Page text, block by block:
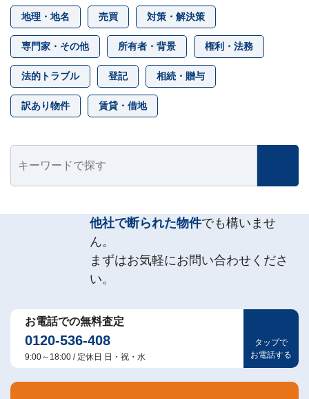
地理・地名 売買 対策・解決策
専門家・その他 所有者・背景 権利・法務
法的トラブル 登記 相続・贈与
訳あり物件 賃貸・借地
他社で断られた物件でも構いませ
ん。
まずはお気軽にお問い合わせくださ
い。
お電話での無料査定
0120-536-408
9:00～18:00 / 定休日 日・祝・水
タップで
お電話する